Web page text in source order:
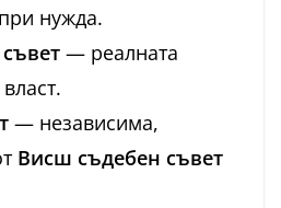
нужда.
— реалната
— независима,
Висш съдебен съвет